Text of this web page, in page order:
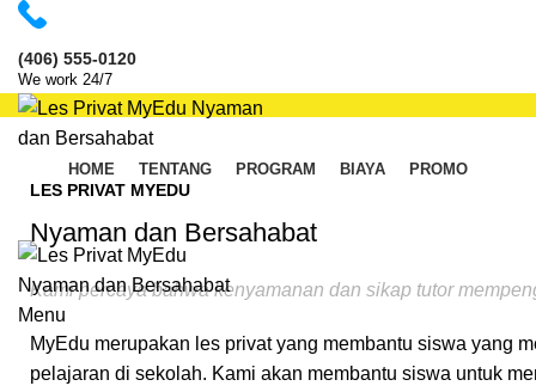
(406) 555-0120
We work 24/7
HOME TENTANG PROGRAM BIAYA PROMO
Menu
LES PRIVAT MYEDU
Nyaman dan Bersahabat
Kami percaya bahwa kenyamanan dan sikap tutor
MyEdu merupakan les privat yang membantu siswa yang
pelajaran di sekolah. Kami akan membantu siswa untuk